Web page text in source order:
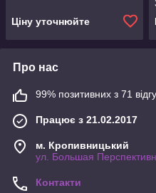
Ціну уточнюйте
Про нас
99% позитивних з 71
Працює з 21.02.2017
м. Кропивницький
ул. Большая
Контакти